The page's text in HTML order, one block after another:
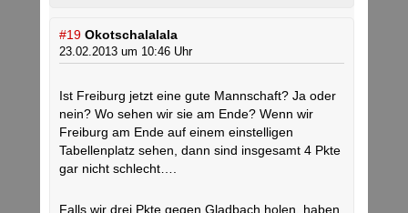
#19 Okotschalalala
23.02.2013 um 10:46 Uhr
Ist Freiburg jetzt eine gute Mannschaft? Ja oder
nein? Wo sehen wir sie am Ende? Wenn wir
Freiburg am Ende auf einem einstelligen
Tabellenplatz sehen, dann sind insgesamt 4 Pkte
gar nicht schlecht….
Falls wir drei Pkte gegen Gladbach holen, haben